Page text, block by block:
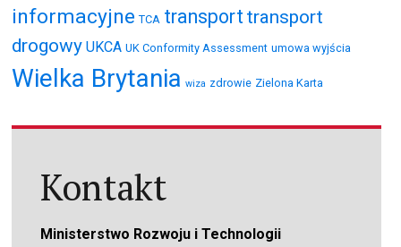
informacyjne TCA transport transport
drogowy UKCA UK Conformity Assessment umowa wyjścia
Wielka Brytania wiza zdrowie Zielona Karta
Kontakt
Ministerstwo Rozwoju i Technologii